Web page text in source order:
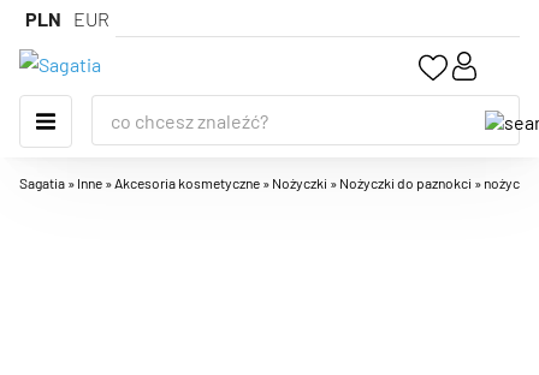
PLN EUR
Sagatia » Inne »Akcesoria kosmetyczne » Nożyczki » Nożyczki do paznokci »